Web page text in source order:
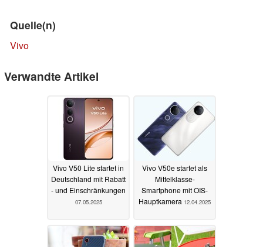
Quelle(n)
Vivo
Verwandte Artikel
Vivo V50 Lite startet in
Deutschland mit Rabatt
- und Einschränkungen
07.05.2025
Vivo V50e startet als
Mittelklasse-
Smartphone mit OIS-
Hauptkamera 12.04.2025